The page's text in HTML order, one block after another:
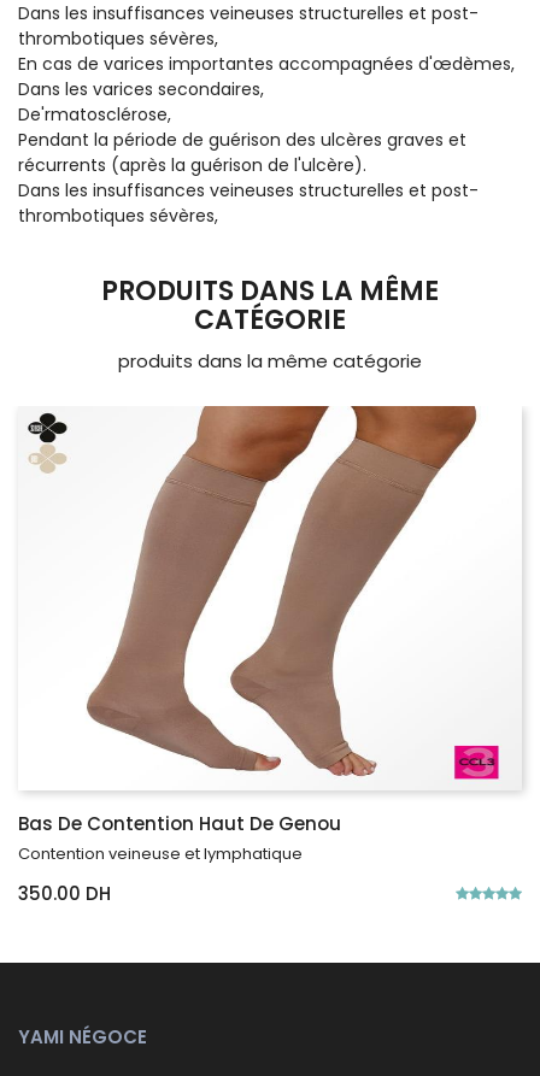
Dans les insuffisances veineuses structurelles et post-
thrombotiques sévères,
En cas de varices importantes accompagnées d'œdèmes,
Dans les varices secondaires,
De'rmatosclérose,
Pendant la période de guérison des ulcères graves et
récurrents (après la guérison de l'ulcère).
Dans les insuffisances veineuses structurelles et post-
thrombotiques sévères,
PRODUITS DANS LA MÊME
CATÉGORIE
produits dans la même catégorie
Bas De Contention Haut De Genou
Contention veineuse et lymphatique
350.00 DH
YAMI NÉGOCE